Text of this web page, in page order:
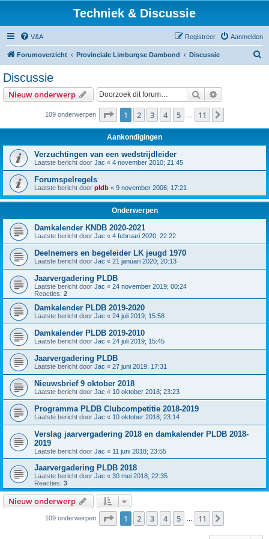
Techniek & Discussie
V&A Aanmelden
Registreer
Forumoverzicht Provinciale Limburgse Dambond Discussie
Discussie
Nieuw onderwerp Zoek
109 onderwerpen Pagina van 11
1 2 3 4 5 11
Aankondigingen
Verzuchtingen van een wedstrijdleider
Laatste bericht door Jac « 4 november 2010; 21:45
Forumspelregels
Laatste bericht door pldb « 9 november 2006; 17:21
Onderwerpen
Damkalender KNDB 2020-2021
Laatste bericht door Jac « 4 februari 2020; 22:22
Deelnemers en begeleider LK jeugd 1970
Laatste bericht door Jac « 21 januari 2020; 20:13
Jaarvergadering PLDB
Laatste bericht door Jac « 24 november 2019; 00:24
Reacties: 2
Damkalender PLDB 2019-2020
Laatste bericht door Jac « 24 juli 2019; 15:58
Damkalender PLDB 2019-2010
Laatste bericht door Jac « 24 juli 2019; 15:45
Jaarvergadering PLDB
Laatste bericht door Jac « 27 juni 2019; 17:31
Nieuwsbrief 9 oktober 2018
Laatste bericht door Jac « 10 oktober 2018; 23:23
Programma PLDB Clubcompetitie 2018-2019
Laatste bericht door Jac « 10 oktober 2018; 23:14
Verslag jaarvergadering 2018 en damkalender PLDB 2018-
2019
Laatste bericht door Jac « 11 juni 2018; 23:55
Jaarvergadering PLDB 2018
Laatste bericht door Jac « 30 mei 2018; 22:35
Reacties: 3
Nieuw onderwerp
109 onderwerpen Pagina van 11
1 2 3 4 5 11